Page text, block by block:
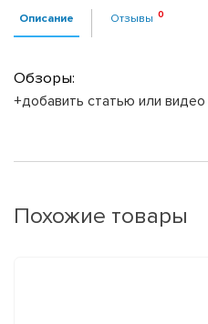
Описание Отзывы
Обзоры:
+добавить статью или видео
Похожие товары